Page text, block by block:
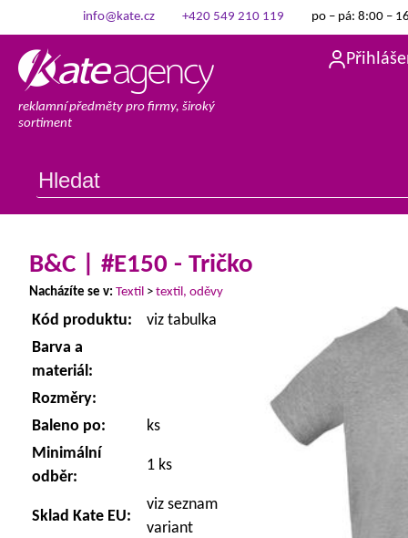
info@kate.cz +420 549 210 119 po – pá: 8:00 –
reklamní předměty pro firmy, široký
sortiment
B&C | #E150 - Tričko
Nacházíte se v: Textil > textil, oděvy
Kód produktu:
viz tabulka
Barva a
materiál:
Rozměry:
Baleno po:
ks
Minimální
odběr:
1 ks
Sklad Kate EU:
viz seznam
variant